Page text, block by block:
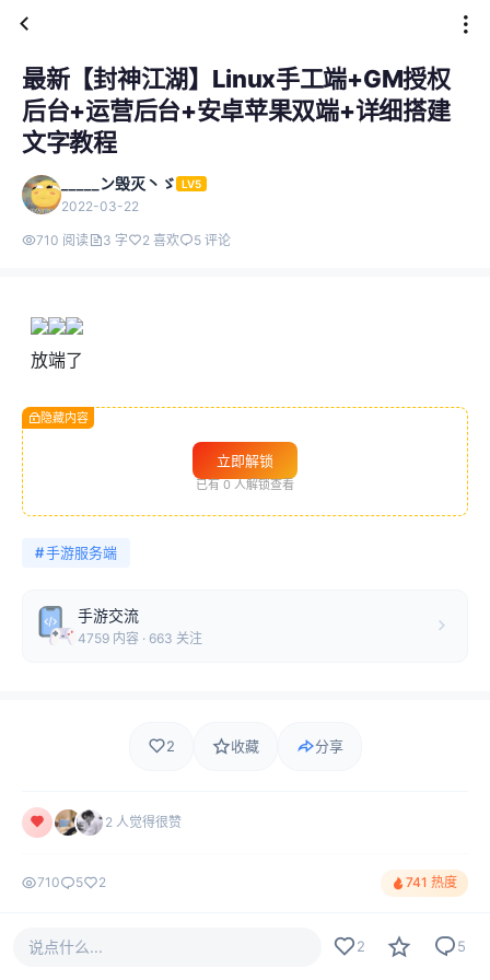
最新【封神江湖】Linux手工端+GM授权
后台+运营后台+安卓苹果双端+详细搭建
文字教程
_____ン毁灭丶ゞ LV5
2022-03-22
710 阅读 3 字 2 喜欢 5 评论
放端了
隐藏内容
立即解锁
已有 0 人解锁查看
#手游服务端
手游交流
4759 内容 · 663 关注
2 收藏 分享
2 人觉得很赞
710 5 2 741 热度
评论5 热门 只看作者
说点什么... 2 5